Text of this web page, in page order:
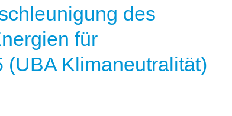
des
für
Klimaneutralität)